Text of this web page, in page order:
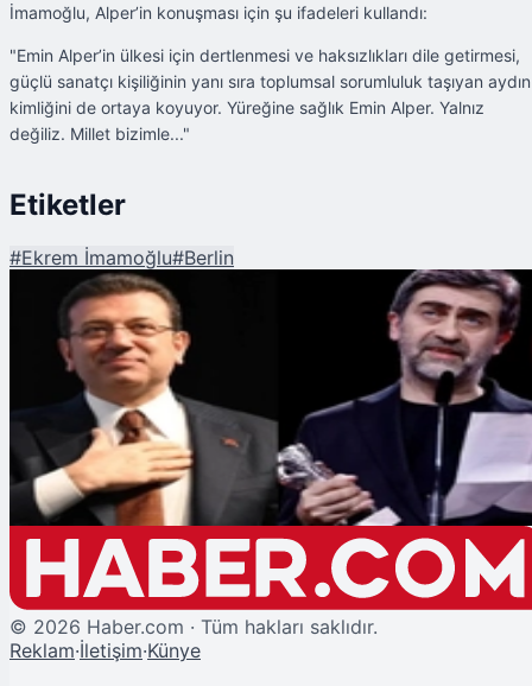
İmamoğlu, Alper’in konuşması için şu ifadeleri kullandı:
"Emin Alper’in ülkesi için dertlenmesi ve haksızlıkları dile getirmesi,
güçlü sanatçı kişiliğinin yanı sıra toplumsal sorumluluk taşıyan aydın
kimliğini de ortaya koyuyor. Yüreğine sağlık Emin Alper. Yalnız
değiliz. Millet bizimle..."
Etiketler
#Ekrem İmamoğlu#Berlin
Şu An Okunan
Berlin'de Ödül Alan Emin Alper'in "Yalnız Değilsiniz" Konuşmasına
İmamoğlu'ndan Duygusal Yanıt!
© 2026 Haber.com · Tüm hakları saklıdır.
Reklam·İletişim·Künye